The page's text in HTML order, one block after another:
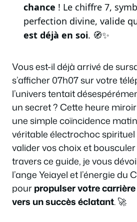
chance ! Le chiffre 7,
perfection divine, valide
est déjà en soi. 🧭✨
Vous est-il déjà arrivé de
s’afficher 07h07 sur votre
l’univers tentait
un secret ? Cette heure
une simple coïncidence
véritable électrochoc
valider vos choix et
travers ce guide, je vous
l’ange Yeiayel et l’énergie du
pourpropulser votre
vers un succès éclatant. 🚀